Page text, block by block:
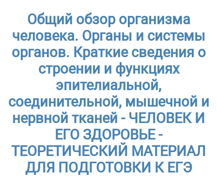
Общий обзор организма
человека. Органы и системы
органов. Краткие сведения о
строении и функциях
эпителиальной,
соединительной, мышечной и
нервной тканей - ЧЕЛОВЕК И
ЕГО ЗДОРОВЬЕ -
ТЕОРЕТИЧЕСКИЙ МАТЕРИАЛ
ДЛЯ ПОДГОТОВКИ К ЕГЭ